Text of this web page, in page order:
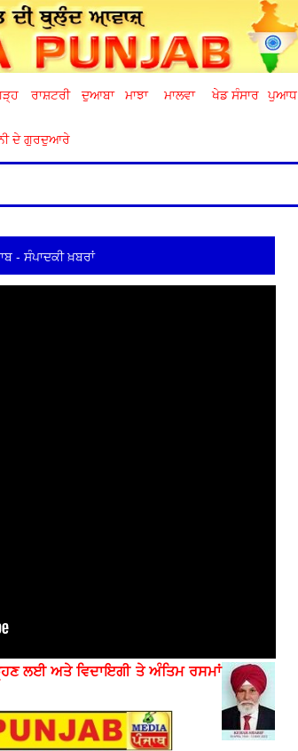
ਰਾਸ਼ਟਰੀ ਦੁਆਬਾ ਮਾਝਾ ਮਾਲਵਾ ਖੇਡ ਸੰਸਾਰ ਪੁਆਧ
ਦੇ ਗੁਰਦੁਆਰੇ
- ਸੰਪਾਦਕੀ ਖ਼ਬਰਾਂ
ਲਈ ਅਤੇਵਿਦਾਇਗੀ ਤੇ ਅੰਤਿਮ ਰਸਮਾਂ